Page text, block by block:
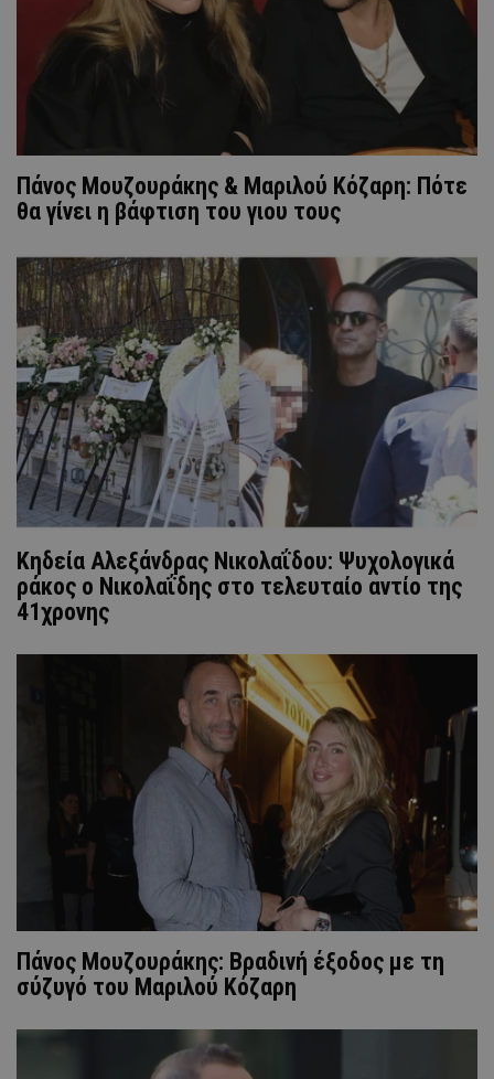
Πάνος Μουζουράκης & Μαριλού Κόζαρη: Πότε
θα γίνει η βάφτιση του γιου τους
Κηδεία Αλεξάνδρας Νικολαΐδου: Ψυχολογικά
ράκος ο Νικολαΐδης στο τελευταίο αντίο της
41χρονης
Πάνος Μουζουράκης: Βραδινή έξοδος με τη
σύζυγό του Μαριλού Κόζαρη